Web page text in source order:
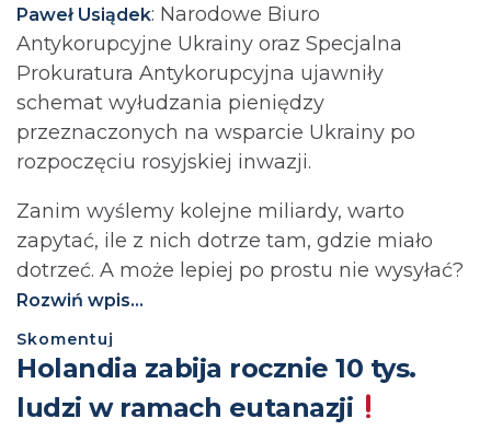
Paweł Usiądek: Narodowe Biuro
Antykorupcyjne Ukrainy oraz Specjalna
Prokuratura Antykorupcyjna ujawniły
schemat wyłudzania pieniędzy
przeznaczonych na wsparcie Ukrainy po
rozpoczęciu rosyjskiej inwazji.
Zanim wyślemy kolejne miliardy, warto
zapytać, ile z nich dotrze tam, gdzie miało
dotrzeć. A może lepiej po prostu nie wysyłać?⁩
Rozwiń wpis...
Skomentuj
Holandia zabija rocznie 10 tys.
ludzi w ramach eutanazji